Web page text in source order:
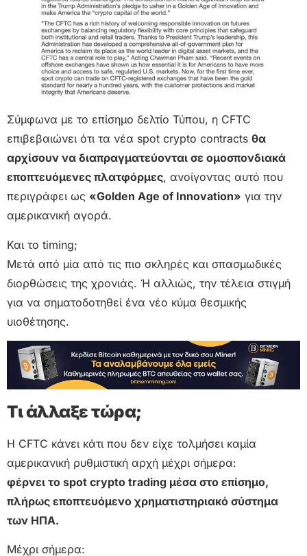
Σύμφωνα με το επίσημο δελτίο Τύπου, η CFTC
επιβεβαιώνει ότι τα νέα spot crypto contracts θα
αρχίσουν να διαπραγματεύονται σε ομοσπονδιακά
εποπτευόμενες πλατφόρμες, ανοίγοντας αυτό που
περιγράφει ως «Golden Age of Innovation» για την
αμερικανική αγορά.
Και το timing;
Μετά από μία από τις πιο σκληρές και σπασμωδικές
διορθώσεις της χρονιάς. Ή αλλιώς, την τέλεια στιγμή
για να σηματοδοτηθεί ένα νέο κύμα θεσμικής
υιοθέτησης.
Τι άλλαξε τώρα;
Η CFTC κάνει κάτι που δεν είχε τολμήσει καμία
αμερικανική ρυθμιστική αρχή μέχρι σήμερα:
φέρνει το spot crypto trading μέσα στο επίσημο,
πλήρως εποπτευόμενο χρηματιστηριακό σύστημα
των ΗΠΑ.
Μέχρι σήμερα: